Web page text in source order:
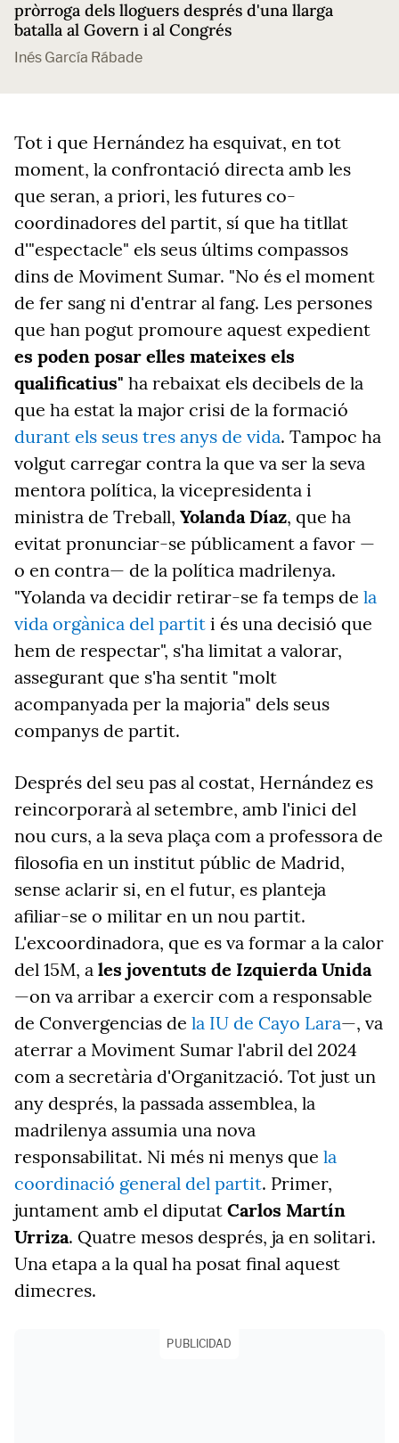
pròrroga dels lloguers després d'una llarga
batalla al Govern i al Congrés
Inés García Rábade
Tot i que Hernández ha esquivat, en tot
moment, la confrontació directa amb les
que seran, a priori, les futures co-
coordinadores del partit, sí que ha titllat
d'"espectacle" els seus últims compassos
dins de Moviment Sumar. "No és el moment
de fer sang ni d'entrar al fang. Les persones
que han pogut promoure aquest expedient
es poden posar elles mateixes els
qualificatius" ha rebaixat els decibels de la
que ha estat la major crisi de la formació
durant els seus tres anys de vida. Tampoc ha
volgut carregar contra la que va ser la seva
mentora política, la vicepresidenta i
ministra de Treball, Yolanda Díaz, que ha
evitat pronunciar-se públicament a favor —
o en contra— de la política madrilenya.
"Yolanda va decidir retirar-se fa temps de la
vida orgànica del partit i és una decisió que
hem de respectar", s'ha limitat a valorar,
assegurant que s'ha sentit "molt
acompanyada per la majoria" dels seus
companys de partit.
Després del seu pas al costat, Hernández es
reincorporarà al setembre, amb l'inici del
nou curs, a la seva plaça com a professora de
filosofia en un institut públic de Madrid,
sense aclarir si, en el futur, es planteja
afiliar-se o militar en un nou partit.
L'excoordinadora, que es va formar a la calor
del 15M, a les joventuts de Izquierda Unida
—on va arribar a exercir com a responsable
de Convergencias de la IU de Cayo Lara—, va
aterrar a Moviment Sumar l'abril del 2024
com a secretària d'Organització. Tot just un
any després, la passada assemblea, la
madrilenya assumia una nova
responsabilitat. Ni més ni menys que la
coordinació general del partit. Primer,
juntament amb el diputat Carlos Martín
Urriza. Quatre mesos després, ja en solitari.
Una etapa a la qual ha posat final aquest
dimecres.
PUBLICIDAD